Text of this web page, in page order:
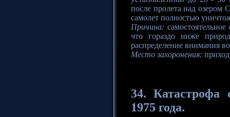
после пролета над озером
самолет полностью
Причина:
что гораздо ниже
распределение внимания
Место захоронения:
34.Катастрофа
1975 года.